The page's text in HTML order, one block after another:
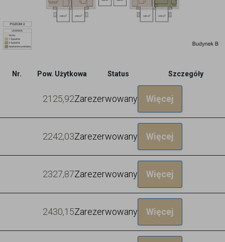
Nr. Pow. Użytkowa Status Szczegóły
21 25,92Zarezerwowany Więcej
2242,03Zarezerwowany Więcej
2327,87Zarezerwowany Więcej
2430,15Zarezerwowany Więcej